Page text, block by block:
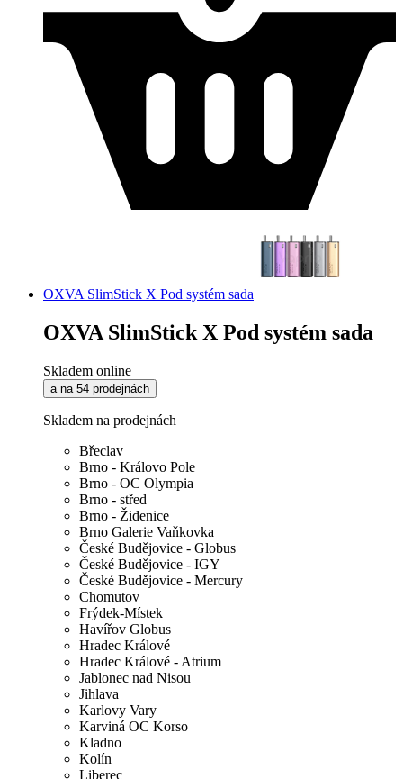
OXVA SlimStick X Pod systém sada
OXVA SlimStick X Pod systém sada
Skladem online
a na 54 prodejnách
Skladem na prodejnách
Břeclav
Brno - Královo Pole
Brno - OC Olympia
Brno - střed
Brno - Židenice
Brno Galerie Vaňkovka
České Budějovice - Globus
České Budějovice - IGY
České Budějovice - Mercury
Chomutov
Frýdek-Místek
Havířov Globus
Hradec Králové
Hradec Králové - Atrium
Jablonec nad Nisou
Jihlava
Karlovy Vary
Karviná OC Korso
Kladno
Kolín
Liberec